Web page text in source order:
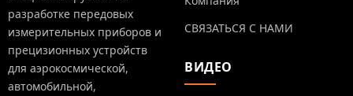
разработке передовых
измерительных приборов и
прецизионных устройств
для аэрокосмической,
автомобильной,
СВЯЗАТЬСЯ С НАМИ
ВИДЕО